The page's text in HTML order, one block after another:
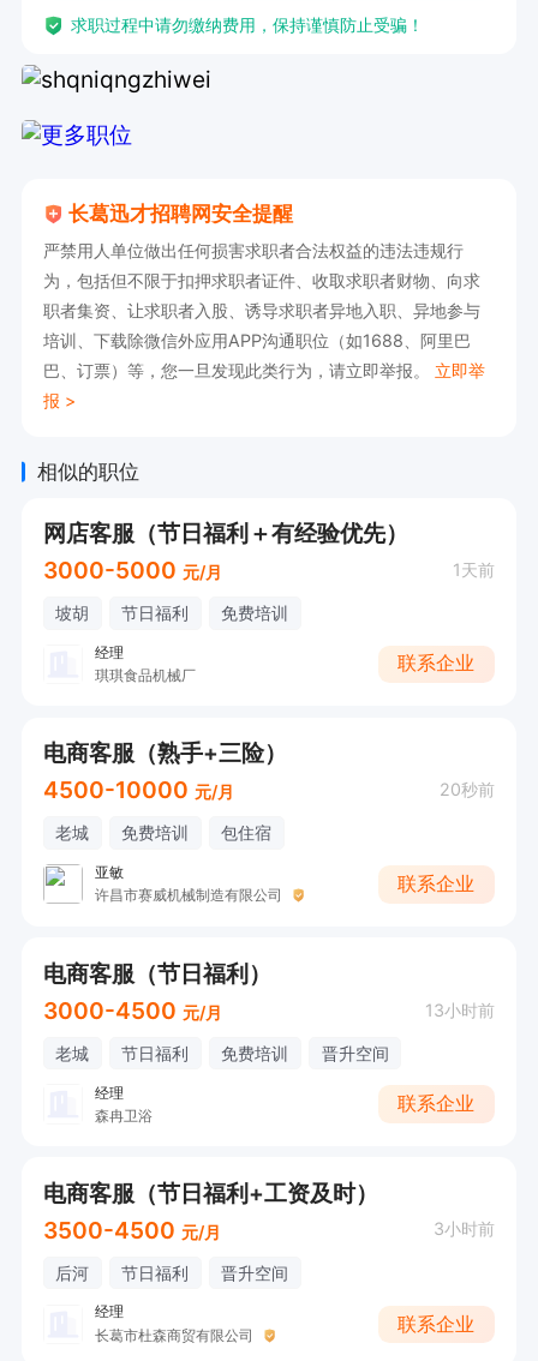
答客户问题。
5. 工作时间为8:00-17:00，需两班倒。
力提升。工作地址位于老城丁磊饭店往西 100 米
下方拨打电话，创建并投递简历即可与企业联系，
联系时请说明是在【长葛迅才招聘网】看到的。
求职过程中请勿缴纳费用，保持谨慎防止受骗！
长葛迅才招聘网安全提醒
严禁用人单位做出任何损害求职者合法权益的违法违规行
为，包括但不限于扣押求职者证件、收取求职者财物、向求
职者集资、让求职者入股、诱导求职者异地入职、异地参与
培训、下载除微信外应用APP沟通职位（如1688、阿里巴
巴、订票）等，您一旦发现此类行为，请立即举报。 立即举
报 >
相似的职位
网店客服（节日福利＋有经验优先）
3000-5000 元/月 1天前
坡胡 节日福利 免费培训
经理
琪琪食品机械厂
联系企业
电商客服（熟手+三险）
4500-10000 元/月 20秒前
老城 免费培训 包住宿
亚敏
许昌市赛威机械制造有限公司
联系企业
电商客服（节日福利）
3000-4500 元/月 13小时前
老城 节日福利 免费培训 晋升空间
经理
森冉卫浴
联系企业
电商客服（节日福利+工资及时）
3500-4500 元/月 3小时前
后河 节日福利 晋升空间
经理
长葛市杜森商贸有限公司
联系企业